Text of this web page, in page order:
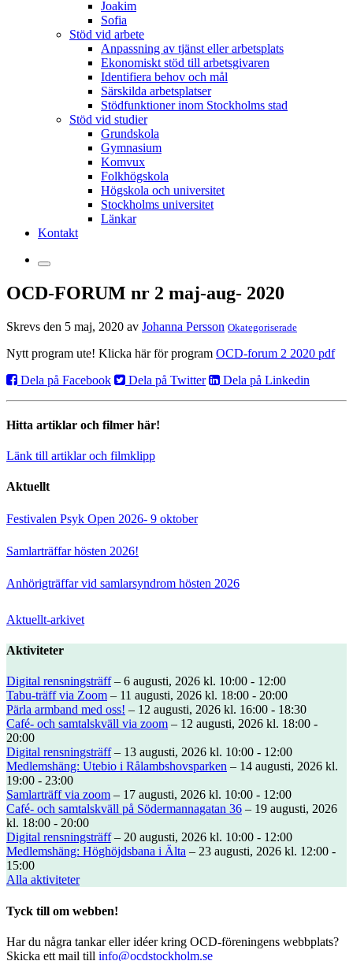
Joakim
Sofia
Stöd vid arbete
Anpassning av tjänst eller arbetsplats
Ekonomiskt stöd till arbetsgivaren
Identifiera behov och mål
Särskilda arbetsplatser
Stödfunktioner inom Stockholms stad
Stöd vid studier
Grundskola
Gymnasium
Komvux
Folkhögskola
Högskola och universitet
Stockholms universitet
Länkar
Kontakt
OCD-FORUM nr 2 maj-aug- 2020
Skrevs den 5 maj, 2020 av Johanna Persson Okategoriserade
Nytt program ute! Klicka här för program OCD-forum 2 2020 pdf
Dela på Facebook
Dela på Twitter Dela på Linkedin
Hitta artiklar och filmer här!
Länk till artiklar och filmklipp
Aktuellt
Festivalen Psyk Open 2026- 9 oktober
Samlarträffar hösten 2026!
Anhörigträffar vid samlarsyndrom hösten 2026
Aktuellt-arkivet
Aktiviteter
Digital rensningsträff– 6 augusti, 2026 kl. 10:00 - 12:00
Tabu-träff via Zoom – 11 augusti, 2026 kl. 18:00 - 20:00
Pärla armband med oss! – 12 augusti, 2026 kl. 16:00 - 18:30
Café- och samtalskväll via zoom – 12 augusti, 2026 kl. 18:00 -
20:00
Digital rensningsträff– 13 augusti, 2026 kl. 10:00 - 12:00
Medlemshäng: Utebio i Rålambshovsparken – 14 augusti, 2026 kl.
19:00 - 23:00
Samlarträff via zoom – 17 augusti, 2026 kl. 10:00 - 12:00
Café- och samtalskväll på Södermannagatan 36 – 19 augusti, 2026
kl. 18:00 - 20:00
Digital rensningsträff– 20 augusti, 2026 kl. 10:00 - 12:00
Medlemshäng: Höghöjdsbana i Älta – 23 augusti, 2026 kl. 12:00 -
15:00
Alla aktiviteter
Tyck till om webben!
Har du några tankar eller idéer kring OCD-föreningens webbplats?
Skicka ett mail till info@ocdstockholm.se